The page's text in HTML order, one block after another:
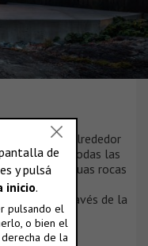
se envuelve alrededor
interiores. Todas las
hacia antiguas rocas
creando
mueve a través de la